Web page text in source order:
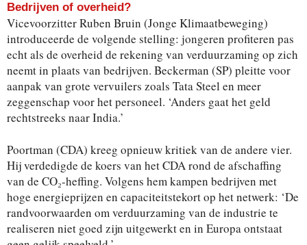
Bedrijven of overheid?
Vicevoorzitter Ruben Bruin (Jonge Klimaatbeweging)
introduceerde de volgende stelling: jongeren profiteren pas
echt als de overheid de rekening van verduurzaming op zich
neemt in plaats van bedrijven. Beckerman (SP) pleitte voor
aanpak van grote vervuilers zoals Tata Steel en meer
zeggenschap voor het personeel. ‘Anders gaat het geld
rechtstreeks naar India.’
Poortman (CDA) kreeg opnieuw kritiek van de andere vier.
Hij verdedigde de koers van het CDA rond de afschaffing
van de CO₂-heffing. Volgens hem kampen bedrijven met
hoge energieprijzen en capaciteitstekort op het netwerk: ‘De
randvoorwaarden om verduurzaming van de industrie te
realiseren niet goed zijn uitgewerkt en in Europa ontstaat